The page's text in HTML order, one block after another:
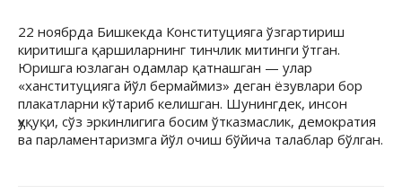
22 ноябрда Бишкекда Конституцияга ўзгартириш
киритишга қаршиларнинг тинчлик митинги ўтган.
Юришга юзлаган одамлар қатнашган — улар
«ханституцияга йўл бермаймиз» деган ёзувлари бор
плакатларни кўтариб келишган. Шунингдек, инсон
ҳуқуқи, сўз эркинлигига босим ўтказмаслик, демократия
ва парламентаризмга йўл очиш бўйича талаблар бўлган.